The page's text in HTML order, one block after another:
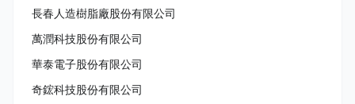
長春人造樹脂廠股份有限公司
萬潤科技股份有限公司
華泰電子股份有限公司
奇鋐科技股份有限公司